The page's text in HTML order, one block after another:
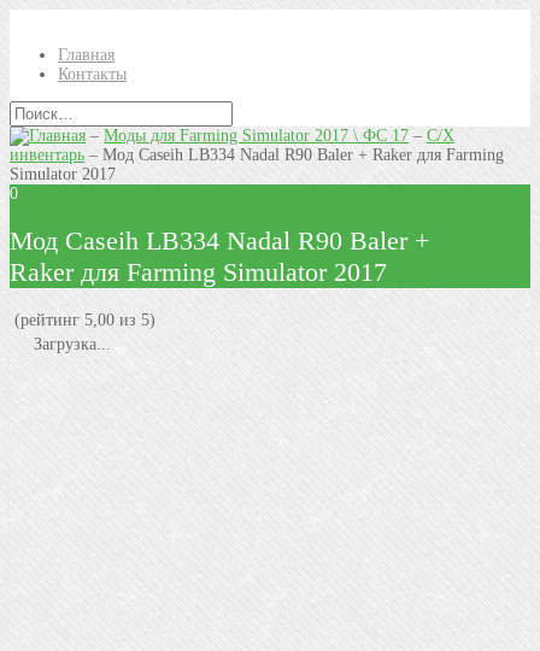
Главная
Контакты
–Моды для Farming Simulator 2017 \ ФС 17– С/Х
инвентарь – Мод Caseih LB334 Nadal R90 Baler + Raker для Farming
Simulator 2017
0
Мод Caseih LB334 Nadal R90 Baler +
Raker для Farming Simulator 2017
(рейтинг 5,00 из 5)
Загрузка...